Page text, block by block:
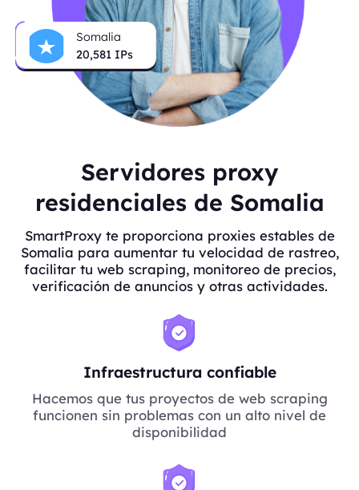
Somalia
20,581 IPs
Servidores proxy
residenciales de Somalia
SmartProxy te proporciona proxies estables de
Somalia para aumentar tu velocidad de rastreo,
facilitar tu web scraping, monitoreo de precios,
verificación de anuncios y otras actividades.
Infraestructura confiable
Hacemos que tus proyectos de web scraping
funcionen sin problemas con un alto nivel de
disponibilidad